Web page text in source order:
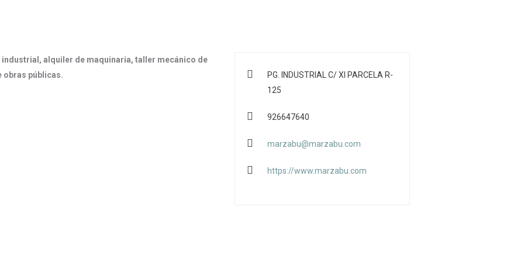
alquiler de maquinaria, taller mecánico de
obras públicas.
PG. INDUSTRIAL C/ XI PARCELA R-
125
926647640
marzabu@marzabu.com
https://www.marzabu.com